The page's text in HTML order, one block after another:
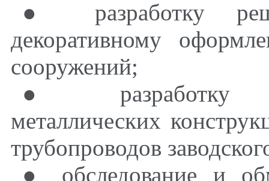
● разработку
декоративному
сооружений;
● разработку
металлических
трубопроводов
● обследование и